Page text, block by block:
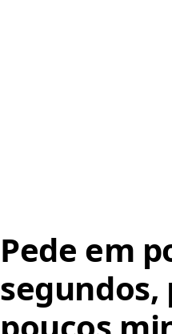
Pede em